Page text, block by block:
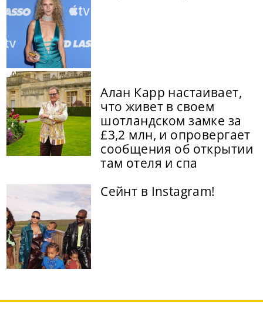
Алан Карр настаивает,
что живет в своем
шотландском замке за
£3,2 млн, и опровергает
сообщения об открытии
там отеля и спа
Сейнт в Instagram!